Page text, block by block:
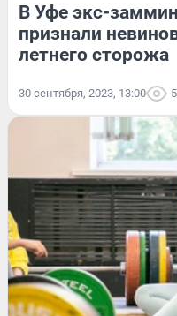
В Уфе экс-
признали
летнего сторожа
30 сентября, 2023, 13:00